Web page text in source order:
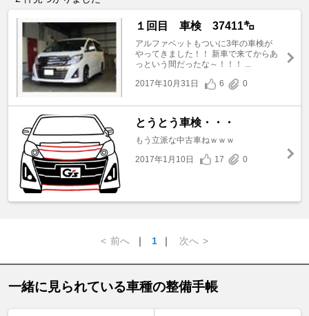
１回目 車検 37411㌔
アルファベットもついに3年の車検が
やってきました！！ 新車で来てからあ
っという間だったな～！！！ ...
2017年10月31日
6 0
とうとう車検・・・
もう立派な中古車ねｗｗｗ
2017年1月10日
17 0
< 前へ ｜ 1 ｜ 次へ >
一緒に見られている車種の整備手帳